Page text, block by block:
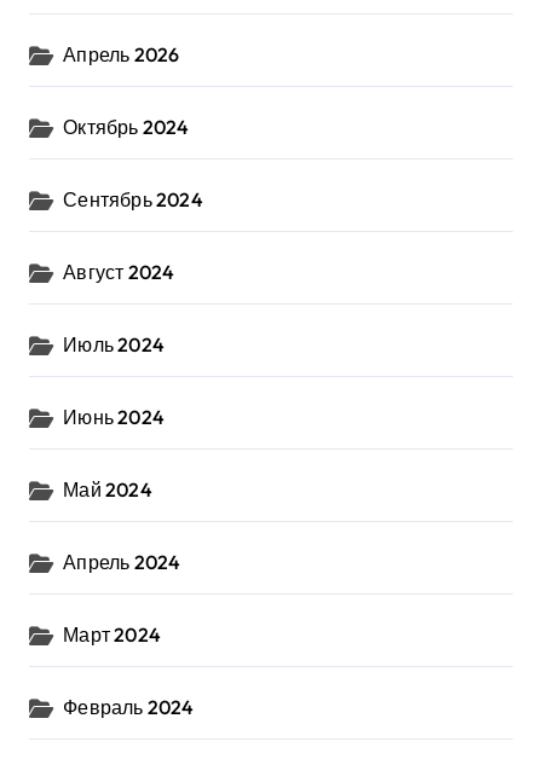
Апрель 2026
Октябрь 2024
Сентябрь 2024
Август 2024
Июль 2024
Июнь 2024
Май 2024
Апрель 2024
Март 2024
Февраль 2024